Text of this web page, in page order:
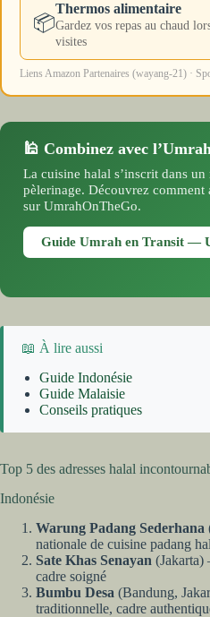
📦
Thermos alimentaire
Gardez vos repas au chaud
visites
Liens Amazon Partenaires (wayang-21) ·
🕌 Combinez avec
La cuisine halal s’inscrit dans
pèlerinage. Découvrez
sur UmrahOnTheGo.
Guide Umrah en Transit —
📖 À lire aussi
Guide Indonésie
Guide Malaisie
Conseils pratiques
Top 5 des adresses halal
Indonésie
Warung Padang Sederhana
nationale de cuisine padang
Sate Khas Senayan (Jakarta)
cadre soigné
Bumbu Desa (Bandung,
traditionnelle, cadre